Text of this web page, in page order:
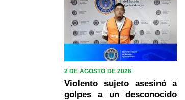
2 DE AGOSTO DE 2026
Violento sujeto asesinó a
golpes a un desconocido